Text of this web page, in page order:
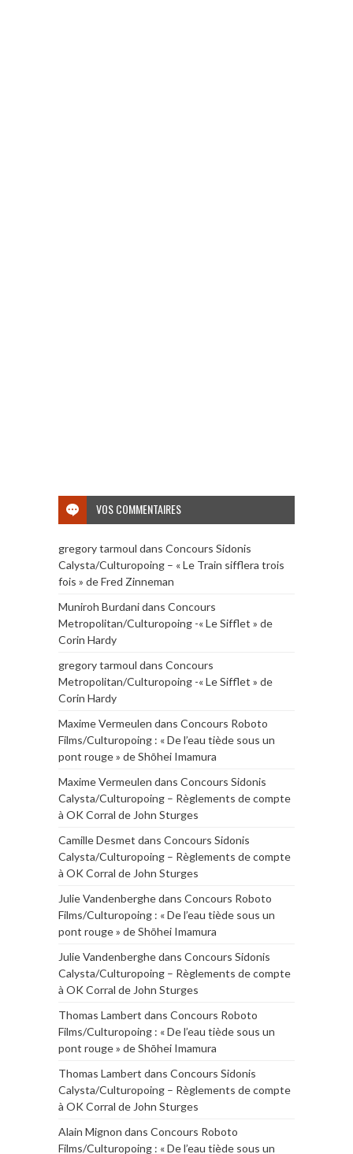
VOS COMMENTAIRES
gregory tarmoul dans Concours Sidonis
Calysta/Culturopoing – « Le Train sifflera trois
fois » de Fred Zinneman
Muniroh Burdanidans Concours
Metropolitan/Culturopoing -« Le Sifflet » de
Corin Hardy
gregory tarmoul dans Concours
Metropolitan/Culturopoing -« Le Sifflet » de
Corin Hardy
Maxime Vermeulen dans Concours Roboto
Films/Culturopoing : « De l’eau tiède sous un
pont rouge » de Shōhei Imamura
Maxime Vermeulen dans Concours Sidonis
Calysta/Culturopoing – Règlements de compte
à OK Corral de John Sturges
Camille Desmet dans Concours Sidonis
Calysta/Culturopoing – Règlements de compte
à OK Corral de John Sturges
Julie Vandenberghedans Concours Roboto
Films/Culturopoing : « De l’eau tiède sous un
pont rouge » de Shōhei Imamura
Julie Vandenberghedans Concours Sidonis
Calysta/Culturopoing – Règlements de compte
à OK Corral de John Sturges
Thomas Lambert dans Concours Roboto
Films/Culturopoing : « De l’eau tiède sous un
pont rouge » de Shōhei Imamura
Thomas Lambert dans Concours Sidonis
Calysta/Culturopoing – Règlements de compte
à OK Corral de John Sturges
Alain Mignon dans Concours Roboto
Films/Culturopoing : « De l’eau tiède sous un